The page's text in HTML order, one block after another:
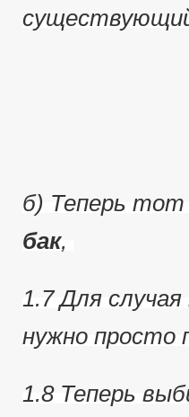
б) Теперь
бак,
1.7 Для
нужно просто
1.8 Теперь